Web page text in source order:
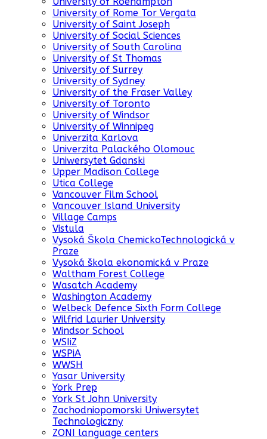
University of Rome Tor Vergata
University of Saint Joseph
University of Social Sciences
University of South Carolina
University of St Thomas
University of Surrey
University of Sydney
University of the Fraser Valley
University of Toronto
University of Windsor
University of Winnipeg
Univerzita Karlova
Univerzita Palackého Olomouc
Uniwersytet Gdanski
Upper Madison College
Utica College
Vancouver Film School
Vancouver Island University
Village Camps
Vistula
Vysoká Škola ChemickoTechnologická v
Praze
Vysoká škola ekonomická v Praze
Waltham Forest College
Wasatch Academy
Washington Academy
Welbeck Defence Sixth Form College
Wilfrid Laurier University
Windsor School
WSIiZ
WSPiA
WWSH
Yasar University
York Prep
York St John University
Zachodniopomorski Uniwersytet
Technologiczny
ZONI language centers